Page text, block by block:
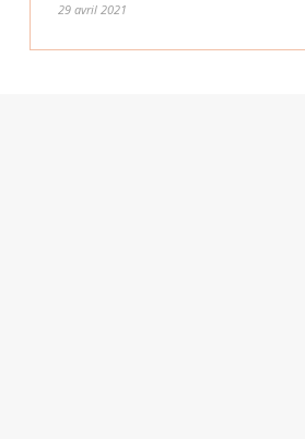
29 avril 2021